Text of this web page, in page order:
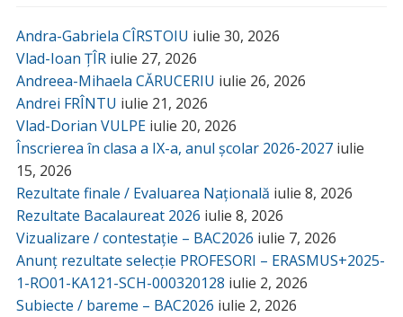
Andra-Gabriela CÎRSTOIU iulie 30, 2026
Vlad-Ioan ȚÎR iulie 27, 2026
Andreea-Mihaela CĂRUCERIU iulie 26, 2026
Andrei FRÎNTU iulie 21, 2026
Vlad-Dorian VULPE iulie 20, 2026
Înscrierea în clasa a IX-a, anul școlar 2026-2027 iulie
15, 2026
Rezultate finale / Evaluarea Națională iulie 8, 2026
Rezultate Bacalaureat 2026 iulie 8, 2026
Vizualizare / contestație – BAC2026 iulie 7, 2026
Anunț rezultate selecție PROFESORI – ERASMUS+2025-
1-RO01-KA121-SCH-000320128 iulie 2, 2026
Subiecte / bareme – BAC2026 iulie 2, 2026